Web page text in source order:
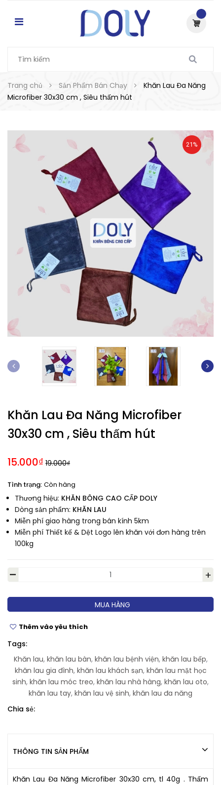
Trang chủ Sản Phẩm Bán Chạy
Khăn Lau Đa Năng
Microfiber 30x30 cm , Siêu thấm hút
21%
Khăn Lau Đa Năng Microfiber
30x30 cm , Siêu thấm hút
15.000₫ 19.000₫
Tình trạng: Còn hàng
Thương hiệu: KHĂN BÔNG CAO CẤP DOLY
Dòng sản phẩm: KHĂN LAU
Miễn phí giao hàng trong bán kính 5km
Miễn phí Thiết kế & Dệt Logo lên khăn với đơn hàng trên
100kg
- +
MUA HÀNG
Thêm vào yêu thích
Tags:
Khăn lau, khăn lau bàn, khăn lau bệnh viện, khăn lau bếp,
khăn lau gia đình, khăn lau khách sạn, khăn lau mặt học
sinh, khăn lau móc treo, khăn lau nhà hàng, khăn lau oto,
khăn lau tay, khăn lau vệ sinh, khăn lau đa năng
Chia sẻ:
THÔNG TIN SẢN PHẨM
Khăn Lau Đa Năng Microfiber 30x30 cm, tl 40g . Thấm